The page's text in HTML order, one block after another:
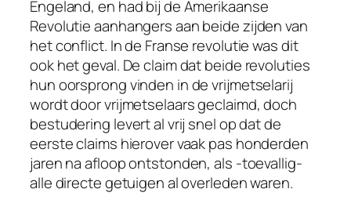
Engeland, en had bij de Amerikaanse
Revolutie aanhangers aan beide zijden van
het conflict. In de Franse revolutie was dit
ook het geval. De claim dat beide revoluties
hun oorsprong vinden in de vrijmetselarij
wordt door vrijmetselaars geclaimd, doch
bestudering levert al vrij snel op dat de
eerste claims hierover vaak pas honderden
jaren na afloop ontstonden, als -toevallig-
alle directe getuigen al overleden waren.